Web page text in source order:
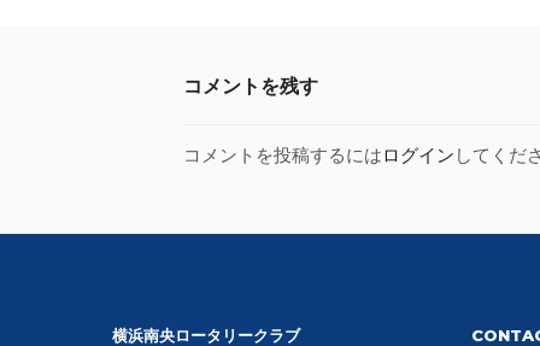
コメントを残す
コメントを投稿するにはログイン してくだ
横浜南央ロータリークラブ